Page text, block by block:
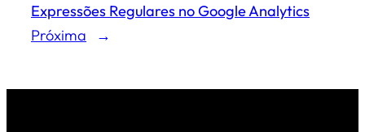
Expressões Regulares no Google Analytics
Próxima
→